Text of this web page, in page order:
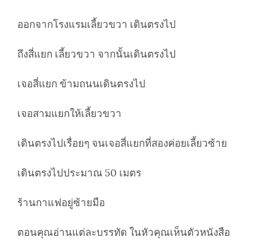
ออกจากโรงแรมเลี้ยวขวา เดินตรงไป
ถึงสี่แยก เลี้ยวขวา จากนั้นเดินตรงไป
เจอสี่แยก ข้ามถนนเดินตรงไป
เจอสามแยกให้เลี้ยวขวา
เดินตรงไปเรื่อยๆ จนเจอสี่แยกที่สองค่อยเลี้ยวซ้าย
เดินตรงไปประมาณ 50 เมตร
ร้านกาแฟอยู่ซ้ายมือ
ตอนคุณอ่านแต่ละบรรทัด ในหัวคุณเห็นตัวหนังสือ